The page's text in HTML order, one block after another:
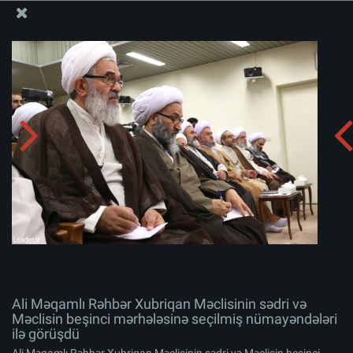
Ali Məqamlı Rəhbər Xubriqan Məclisinin sədri və
Məclisin beşinci mərhələsinə seçilmiş nümayəndələri ilə
görüşdü
Albomu yüklə:
Ali Məqamlı Rəhbər Xubriqan Məclisinin sədri və
Məclisin beşinci mərhələsinə seçilmiş nümayəndələri
ilə görüşdü